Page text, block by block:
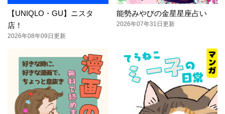
【UNIQLO・GU】ニスタ
店！
2026年08年09日更新
能勢みやびの金星星座占い
2026年07年31日更新